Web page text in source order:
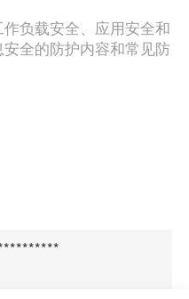
作负载安全、应用安全和
全的防护内容和常见防